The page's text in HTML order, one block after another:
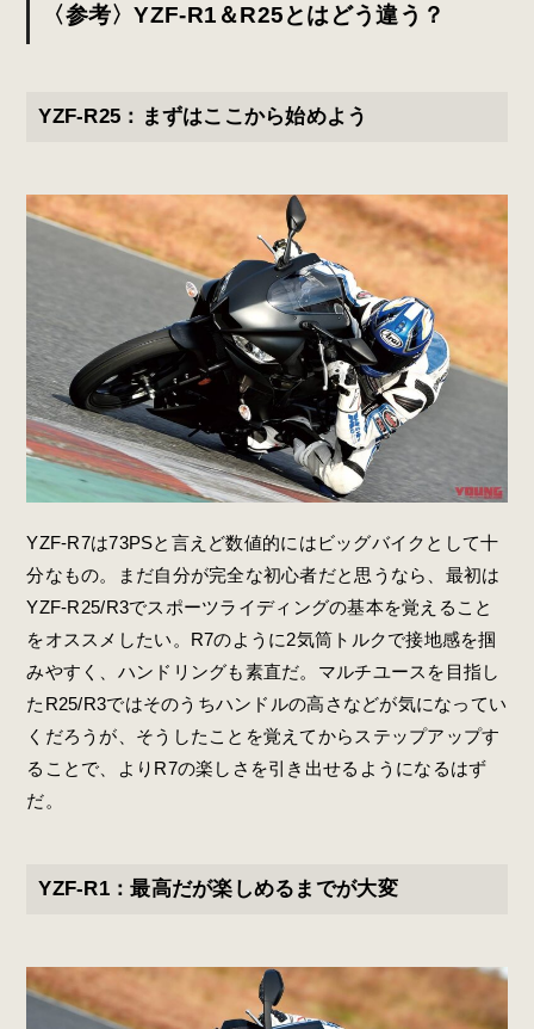
〈参考〉YZF-R1＆R25とはどう違う？
YZF-R25：まずはここから始めよう
YZF-R7は73PSと言えど数値的にはビッグバイクとして十
分なもの。まだ自分が完全な初心者だと思うなら、最初は
YZF-R25/R3でスポーツライディングの基本を覚えること
をオススメしたい。R7のように2気筒トルクで接地感を掴
みやすく、ハンドリングも素直だ。マルチユースを目指し
たR25/R3ではそのうちハンドルの高さなどが気になってい
くだろうが、そうしたことを覚えてからステップアップす
ることで、よりR7の楽しさを引き出せるようになるはず
だ。
YZF-R1：最高だが楽しめるまでが大変